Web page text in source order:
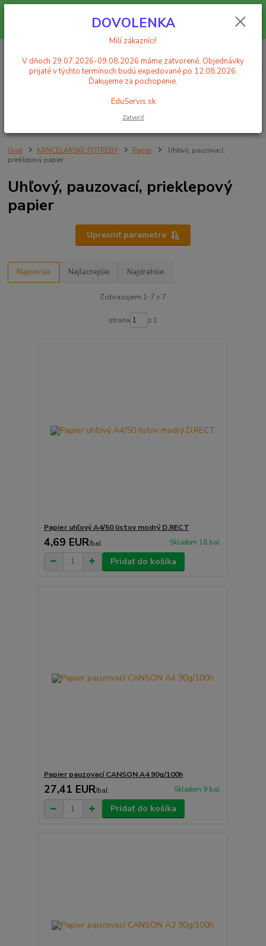
Objednávky prijaté v týchto termínoch budú expedované po 12.08.2026.
Ďakujeme za pochopenie. EduServis.sk
Po. - Pia. od 9:00 hod. - 16:00 hod.
za0,00 EUR
Úvod KANCELÁRSKE POTREBY Papier
Uhľový, pauzovací,
prieklepový papier
Uhľový, pauzovací, prieklepový
papier
Upresniť parametre
Najnovšie Najlacnejšie Najdrahšie
Zobrazujem 1-7 z 7
strana z 1
Papier uhľový A4/50 listov modrý D.RECT
4,69 EUR/bal Skladom 16 bal
Pridať do košíka
Papier pauzovací CANSON A4 90g/100h
27,41 EUR/bal Skladom 9 bal
Pridať do košíka
DOVOLENKA
Milí zákazníci!
V dňoch 29.07.2026-09.08.2026 máme zatvorené. Objednávky
prijaté v týchto termínoch budú expedované po 12.08.2026.
Ďakujeme za pochopenie.
EduServis.sk
Zatvoriť